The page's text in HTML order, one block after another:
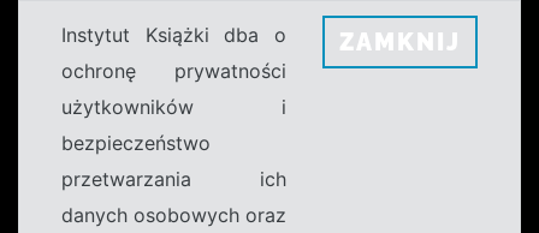
Instytut Książki dba o
ochronę prywatności
użytkowników i
bezpieczeństwo
przetwarzania ich
danych osobowych oraz
ZAMKNIJ